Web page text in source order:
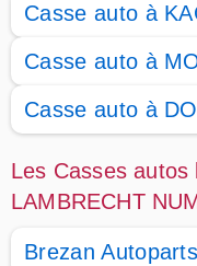
Casse auto à
Casse auto à
Casse auto à
Les Casses
LAMBRECHT
Brezan Autoparts